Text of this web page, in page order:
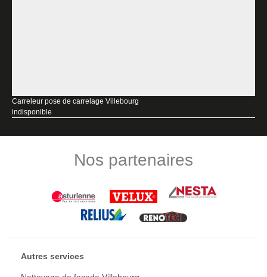
Carreleur pose de carrelage Villebourg
indisponible
Nos partenaires
Autres services